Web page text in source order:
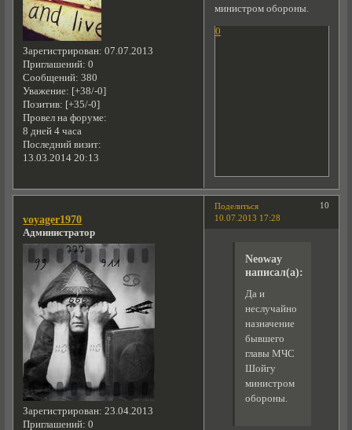
Зарегистрирован: 07.07.2013
Приглашений: 0
Сообщений: 380
Уважение: [+38/-0]
Позитив: [+35/-0]
Провел на форуме:
8 дней 4 часа
Последний визит:
13.03.2014 20:13
министром обороны.
0
Поделиться
10
10.07.2013 17:28
voyager1970
Администратор
Зарегистрирован: 23.04.2013
Приглашений: 0
Neoway
написал(а):
Да и
неслучайно
назначение
бывшего
главы МЧС
Шойгу
министром
обороны.